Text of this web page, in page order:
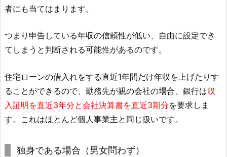
者にも当てはまります。
つまり申告している年収の信頼性が低い、自由に設定でき
てしまうと判断される可能性があるのです。
住宅ローンの借入れをする直近1年間だけ年収を上げたりす
ることができるので、勤務先が親の会社の場合、銀行は収
入証明を直近3年分と会社決算書を直近3期分を要求しま
す。これはほとんど個人事業主と同じ扱いです。
独身である場合（男女問わず）